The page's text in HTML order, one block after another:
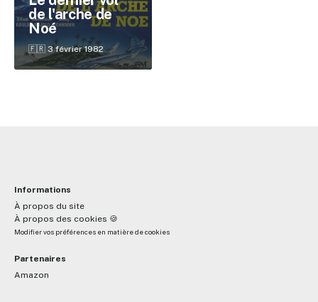
de l'arche de
Noé
🇫🇷 3 février 1982
Informations
À propos du site
À propos des cookies 🍪
Modifier vos préférences en matière de cookies
Partenaires
Amazon